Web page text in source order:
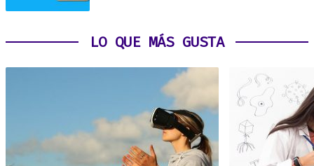
LO QUE MÁS GUSTA